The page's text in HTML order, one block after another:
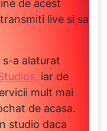
de acest
live si sa
s-a alaturat
iar de
mult mai
de acasa.
studio daca